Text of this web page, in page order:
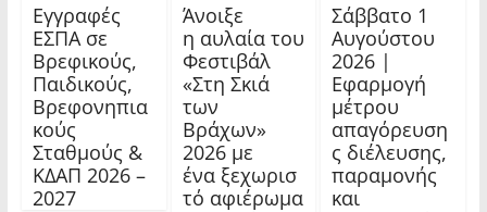
Εγγραφές
ΕΣΠΑ σε
Βρεφικούς,
Παιδικούς,
Βρεφονηπια
κούς
Σταθμούς &
ΚΔΑΠ 2026 –
2027
Άνοιξε
η αυλαία του
Φεστιβάλ
«Στη Σκιά
των
Βράχων»
2026 με
ένα ξεχωρισ
τό αφιέρωμα
Σάββατο 1
Αυγούστου
2026 |
Εφαρμογή
μέτρου
απαγόρευση
ς διέλευσης,
παραμονής
και